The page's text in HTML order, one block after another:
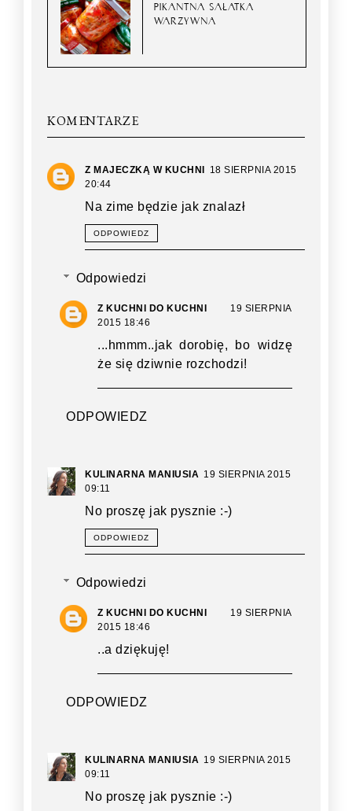
PIKANTNA SAŁATKA
WARZYWNA
KOMENTARZE
Z MAJECZKĄ W KUCHNI 18 SIERPNIA 2015
20:44
Na zime będzie jak znalazł
ODPOWIEDZ
Odpowiedzi
Z KUCHNI DO KUCHNI
19 SIERPNIA
2015 18:46
...hmmm..jak dorobię, bo widzę
że się dziwnie rozchodzi!
ODPOWIEDZ
KULINARNA MANIUSIA 19 SIERPNIA 2015
09:11
No proszę jak pysznie :-)
ODPOWIEDZ
Odpowiedzi
Z KUCHNI DO KUCHNI
19 SIERPNIA
2015 18:46
..a dziękuję!
ODPOWIEDZ
KULINARNA MANIUSIA 19 SIERPNIA 2015
09:11
No proszę jak pysznie :-)